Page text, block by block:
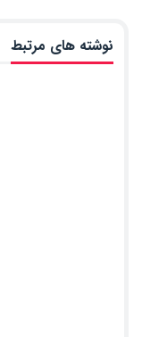
نوشته های مرتبط